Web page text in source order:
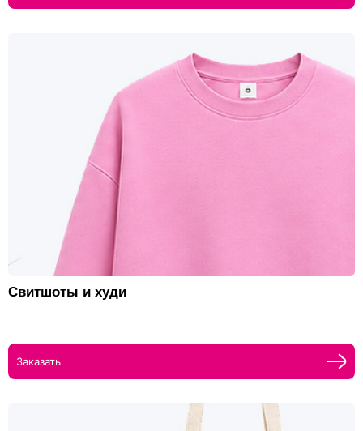
Свитшоты и худи
Заказать